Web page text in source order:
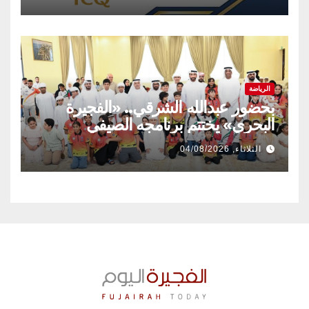
الرياضة
بحضور عبدالله الشرقي.. «الفجيرة
البحري» يختتم برنامجه الصيفي
الثلاثاء, 04/08/2026